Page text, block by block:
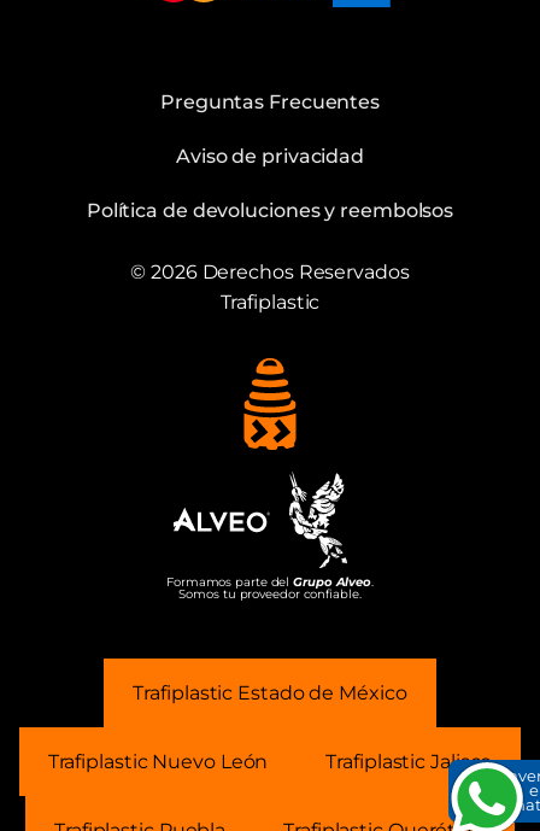
Preguntas Frecuentes
Aviso de privacidad
Política de devoluciones y reembolsos
© 2026 Derechos Reservados
Trafiplastic
Formamos parte delGrupo Alveo.
Somos tu proveedor confiable.
Trafiplastic Estado de México
Trafiplastic Nuevo León Trafiplastic Jalisco